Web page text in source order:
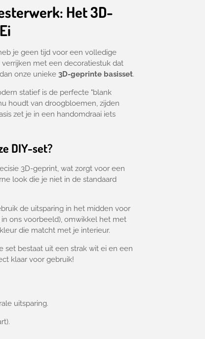
Het 3D-
je geen tijd voor een volledige
met een decoratiestuk dat
onze unieke 3D-geprinte basisset.
statief is de perfecte "blank
houdt van droogbloemen, zijden
zet je in een handomdraai iets
DIY-set?
3D-geprint,wat zorgt voor een
look die je niet in de standaard
de uitsparing in het midden voor
ons voorbeeld),omwikkel het met
die matcht met je interieur.
set bestaat uit een strak wit ei en een
klaar voor gebruik!
uitsparing.